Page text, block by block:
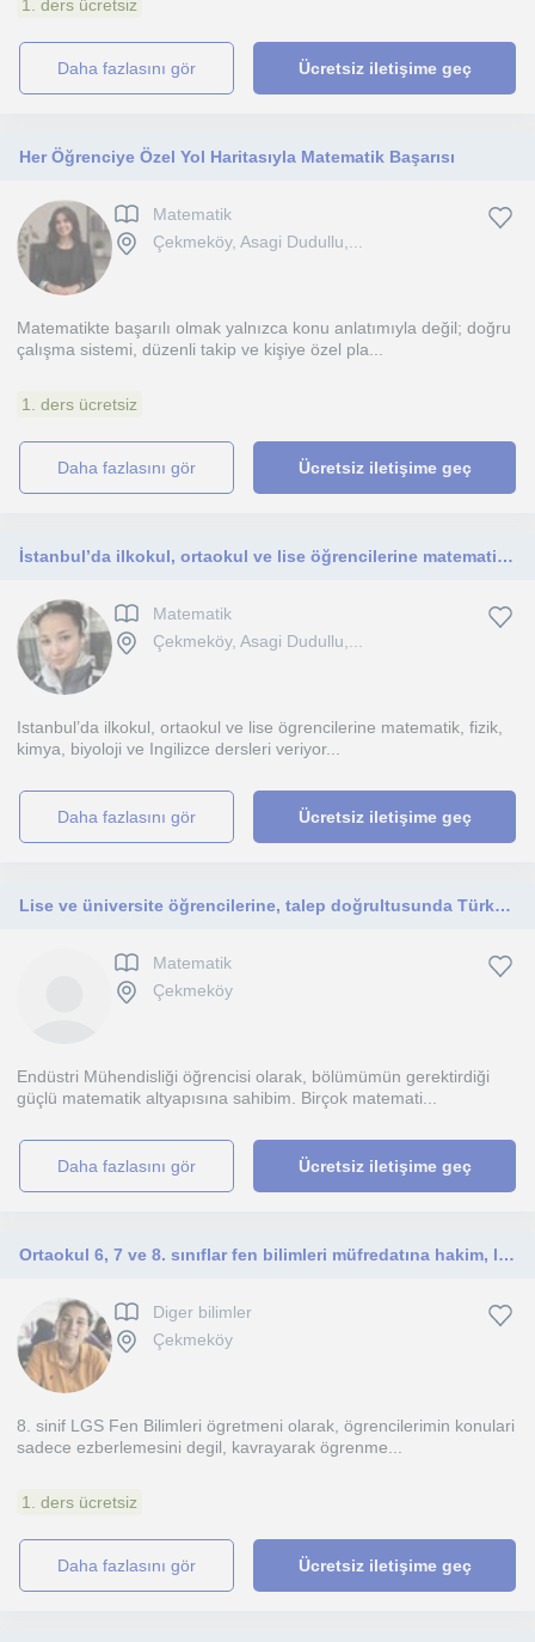
1. ders ücretsiz
daha fazlasını gör Ücretsiz iletişime geç
Her Öğrenciye Özel Yol Haritasıyla Matematik Başarısı
Matematik
Çekmeköy, Asagi Dudullu,...
Matematikte başarılı olmak yalnızca konu anlatımıyla değil; doğru
çalışma sistemi, düzenli takip ve kişiye özel pla...
1. ders ücretsiz
daha fazlasını gör Ücretsiz iletişime geç
İstanbul’da ilkokul, ortaokul ve lise öğrencilerine matematik, fizik, kimya, biyoloji ve İngilizce dersleri veriyorum.
Matematik
Çekmeköy, Asagi Dudullu,...
Istanbul’da ilkokul, ortaokul ve lise ögrencilerine matematik, fizik,
kimya, biyoloji ve Ingilizce dersleri veriyor...
daha fazlasını gör Ücretsiz iletişime geç
Lise ve üniversite öğrencilerine, talep doğrultusunda Türkçe veya İngilizce matematik anlatabilirim.
Matematik
Çekmeköy
Endüstri Mühendisliği öğrencisi olarak, bölümümün gerektirdiği
güçlü matematik altyapısına sahibim. Birçok matemati...
daha fazlasını gör Ücretsiz iletişime geç
Ortaokul 6, 7 ve 8. sınıflar fen bilimleri müfredatına hakim, lgs sınav hazırlıkta uzman.
Diger bilimler
Çekmeköy
8. sinif LGS Fen Bilimleri ögretmeni olarak, ögrencilerimin konulari
sadece ezberlemesini degil, kavrayarak ögrenme...
1. ders ücretsiz
daha fazlasını gör Ücretsiz iletişime geç